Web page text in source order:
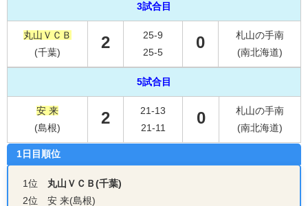
3試合目
丸山ＶＣＢ
(千葉)
2
25-9
25-5
0
札山の手南
(南北海道)
5試合目
安 来
(島根)
2
21-13
21-11
0
札山の手南
(南北海道)
1日目順位
1位 丸山ＶＣＢ(千葉)
2位 安 来(島根)